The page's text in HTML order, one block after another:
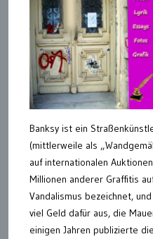
Banksy ist ein
(mittlerweile als
auf internationalen
Millionen anderer Graffitis
Vandalismus bezeichnet,
viel Geld dafür aus, die
einigen Jahren publizierte